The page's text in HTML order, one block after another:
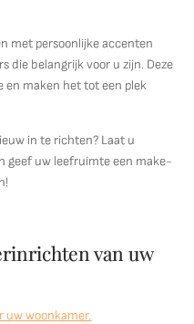
met persoonlijke accenten
die belangrijk voor u zijn. Deze
en maken het tot een plek
in te richten? Laat u
geef uw leefruimte een make-
van uw
uw woonkamer.